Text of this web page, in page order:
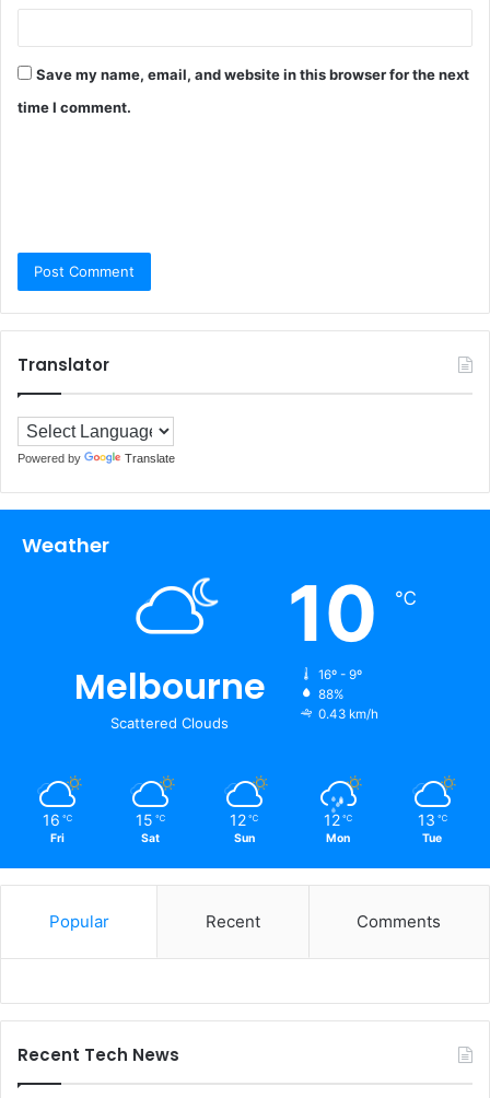
Save my name, email, and website in this browser for the next
time I comment.
Translator
Powered by Translate
Weather
Melbourne
Scattered Clouds
10 ℃
16º - 9º
88%
0.43 km/h
16 ℃
Fri
15 ℃
Sat
12 ℃
Sun
12 ℃
Mon
13 ℃
Tue
Popular Recent Comments
Recent Tech News